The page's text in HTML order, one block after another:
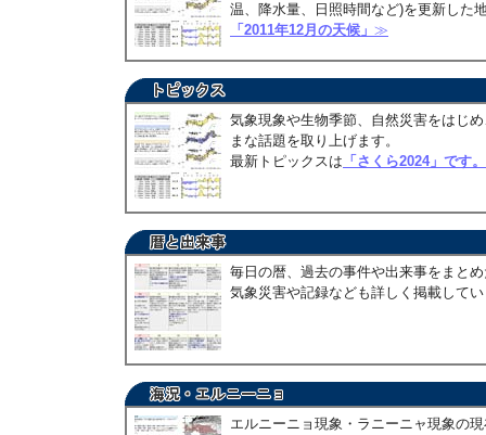
温、降水量、日照時間など)を更新した
「2011年12月の天候」 ≫
気象現象や生物季節、自然災害をはじ
まな話題を取り上げます。
最新トピックスは 「さくら2024」です。
毎日の暦、過去の事件や出来事をまと
気象災害や記録なども詳しく掲載して
エルニーニョ現象・ラニーニャ現象の